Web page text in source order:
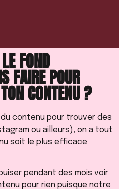
FOND
FAIRE POUR
CONTENU ?
contenu pour trouver des
ou ailleurs), on a tout
soit le plus efficace
pendant des mois voir
pour rien puisque notre